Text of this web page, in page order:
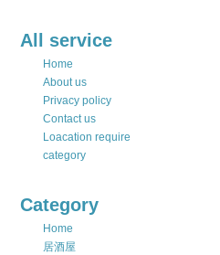
All service
Home
About us
Privacy policy
Contact us
Loacation require
category
Category
Home
居酒屋